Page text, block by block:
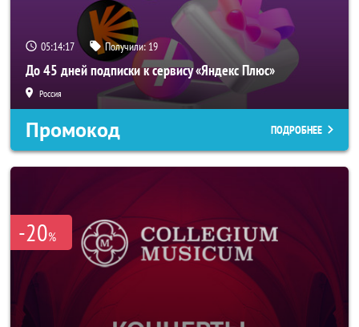
05:14:17 Получили:19
До 45 дней подписки к сервису «Яндекс Плюс»
Россия
Промокод ПОДРОБНЕЕ
-20%